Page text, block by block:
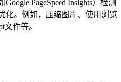
PageSpeed Insights）检测
化。例如，压缩图片、使用浏览
文件等。